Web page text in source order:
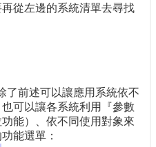
從左邊的系統清單去尋找
了前述可以讓應用系統依不
可以讓各系統利用『參數
能）、依不同使用對象來
能選單：